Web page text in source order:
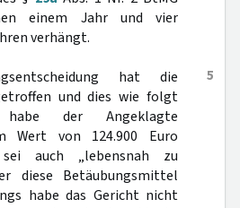
einem Jahr und vier
verhängt.
5
hat die
und dies wie folgt
der Angeklagte
Wert von 124.900 Euro
auch „lebensnah zu
diese Betäubungsmittel
habe das Gericht nicht